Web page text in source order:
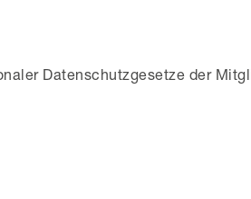
Datenschutzgesetze der